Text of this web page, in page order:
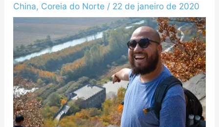
China, Coreia do Norte/ 22 de janeiro de 2020